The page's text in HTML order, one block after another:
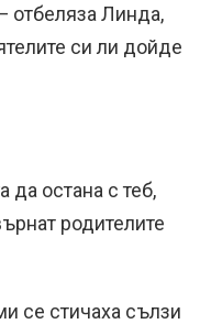
Линда,
си ли дойде
да остана с теб,
родителите
се стичаха сълзи